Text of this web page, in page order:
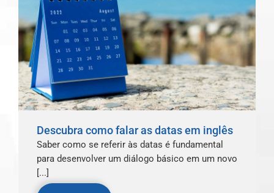
Descubra como falar as datas em inglês
Saber como se referir às datas é fundamental
para desenvolver um diálogo básico em um novo
[...]